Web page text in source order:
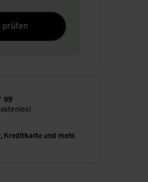
prüfen
99
Kreditkarte und mehr.